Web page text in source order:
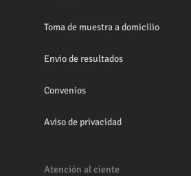
Toma de muestra a domicilio
Envio de resultados
Convenios
Aviso de privacidad
Atención al ciente